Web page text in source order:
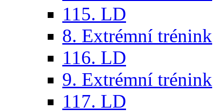
115. LD
8. Extrémní trénink
116. LD
9. Extrémní trénink
117. LD